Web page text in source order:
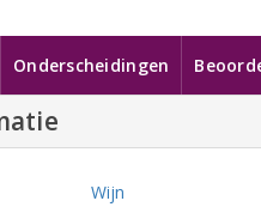
Onderscheidingen
Wijn